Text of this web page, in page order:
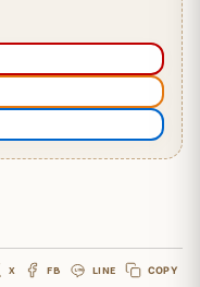
X FB LINE COPY